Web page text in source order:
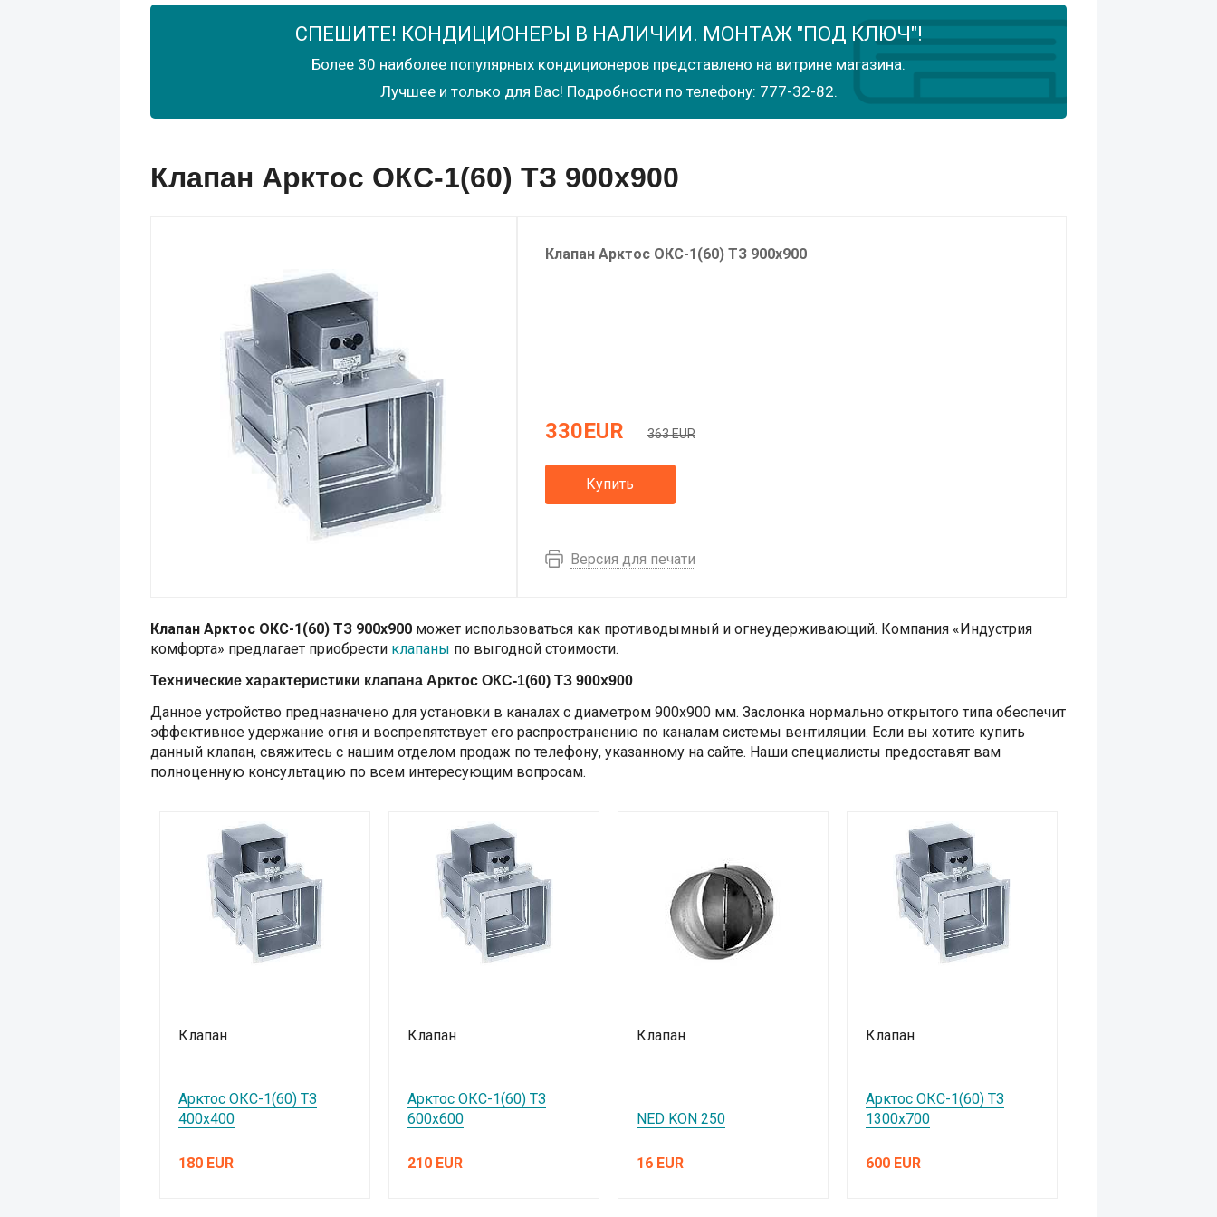
СПЕШИТЕ! КОНДИЦИОНЕРЫ В НАЛИЧИИ. МОНТАЖ "ПОД КЛЮЧ"!
Более 30 наиболее популярных кондиционеров представлено на витрине магазина.
Лучшее и только для Вас! Подробности по телефону: 777-32-82.
Клапан Арктос ОКС-1(60) ТЗ 900х900
Клапан АрктосОКС-1(60) ТЗ 900х900
330EUR 363 EUR
Купить
Версия для печати
Клапан Арктос ОКС-1(60) ТЗ 900х900 может использоваться как противодымный и огнеудерживающий. Компания «Индустрия
комфорта» предлагает приобрести клапаны по выгодной стоимости.
Технические характеристики клапана Арктос ОКС-1(60) ТЗ 900х900
Данное устройство предназначено для установки в каналах с диаметром 900х900 мм. Заслонка нормально открытого типа обеспечит
эффективное удержание огня и воспрепятствует его распространению по каналам системы вентиляции. Если вы хотите купить
данный клапан, свяжитесь с нашим отделом продаж по телефону, указанному на сайте. Наши специалисты предоставят вам
полноценную консультацию по всем интересующим вопросам.
Клапан
Арктос ОКС-1(60) ТЗ
400х400
180 EUR
Клапан
Арктос ОКС-1(60) ТЗ
600х600
210 EUR
Клапан
NED KON 250
16 EUR
Клапан
Арктос ОКС-1(60) ТЗ
1300х700
600 EUR